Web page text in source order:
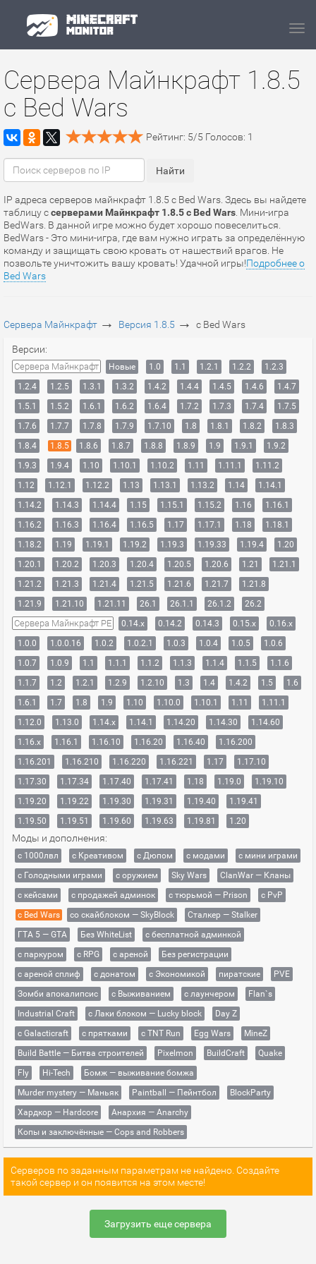
Сервера Майнкрафт 1.8.5
с Bed Wars
Рейтинг: 5/5 Голосов: 1
IP адреса серверов майнкрафт 1.8.5 с Bed Wars. Здесь вы найдете
таблицу ссерверами Майнкрафт 1.8.5 с Bed Wars . Мини-игра
BedWars. В данной игре можно будет хорошо повеселиться.
BedWars - Это мини-игра, где вам нужно играть за определённую
команду и защищать свою кровать от нашествий врагов. Не
позвольте уничтожить вашу кровать! Удачной игры!Подробнее о
Bed Wars
Сервера Майнкрафт → Версия 1.8.5 → с Bed Wars
Версии:
Сервера Майнкрафт Новые 1.0 1.1 1.2.1 1.2.2
1.2.3
1.2.4
1.2.5 1.3.1 1.3.2 1.4.2 1.4.4 1.4.5 1.4.6
1.4.7
1.5.1
1.5.2 1.6.1 1.6.2 1.6.4 1.7.2 1.7.3 1.7.4
1.7.5
1.7.6
1.7.7 1.7.8 1.7.9 1.7.10 1.8 1.8.1 1.8.2
1.8.3
1.8.4
1.8.5 1.8.6 1.8.7 1.8.8 1.8.9 1.9 1.9.1
1.9.2
1.9.3
1.9.4 1.10 1.10.1 1.10.2 1.11 1.11.1
1.11.2
1.12
1.12.1 1.12.2 1.13 1.13.1 1.13.2 1.14
1.14.1
1.14.2
1.14.3 1.14.4 1.15 1.15.1 1.15.2 1.16
1.16.1
1.16.2
1.16.3 1.16.4 1.16.5 1.17 1.17.1 1.18
1.18.1
1.18.2
1.19 1.19.1 1.19.2 1.19.3 1.19.33 1.19.4
1.20
1.20.1
1.20.2 1.20.3 1.20.4 1.20.5 1.20.6 1.21
1.21.1
1.21.2
1.21.3 1.21.4 1.21.5 1.21.6 1.21.7
1.21.8
1.21.9
1.21.10 1.21.11 26.1 26.1.1 26.1.2 26.2
Сервера Майнкрафт PE 0.14.x 0.14.2 0.14.3 0.15.x
0.16.x
1.0.0
1.0.0.16 1.0.2 1.0.2.1 1.0.3 1.0.4 1.0.5
1.0.6
1.0.7
1.0.9 1.1 1.1.1 1.1.2 1.1.3 1.1.4 1.1.5
1.1.6
1.1.7
1.2 1.2.1 1.2.9 1.2.10 1.3 1.4 1.4.2 1.5
1.6
1.6.1
1.7 1.8 1.9 1.10 1.10.0 1.10.1 1.11
1.11.1
1.12.0
1.13.0 1.14.x 1.14.1 1.14.20 1.14.30
1.14.60
1.16.x
1.16.1 1.16.10 1.16.20 1.16.40
1.16.200
1.16.201
1.16.210 1.16.220 1.16.221 1.17
1.17.10
1.17.30
1.17.34 1.17.40 1.17.41 1.18 1.19.0
1.19.10
1.19.20
1.19.22 1.19.30 1.19.31 1.19.40
1.19.41
1.19.50
1.19.51 1.19.60 1.19.63 1.19.81 1.20
Моды и дополнения:
с 1000лвл c Креативом с Дюпом с модами
с мини играми
с Голодными играми
с оружием Sky Wars
ClanWar — Кланы
с кейсами
с продажей админок с тюрьмой — Prison
с PvP
с Bed Wars
со скайблоком — SkyBlock
Сталкер — Stalker
ГТА 5 — GTA
Без WhiteList
с бесплатной админкой
с паркуром
с RPG с ареной
Без регистрации
с ареной сплиф
с донатом с Экономикой пиратские
PVE
Зомби апокалипсис
с Выживанием с лаунчером
Flan`s
Industrial Craft
с Лаки блоком — Lucky block
Day Z
с Galacticraft
с прятками с TNT Run Egg Wars
MineZ
Build Battle — Битва строителей
Pixelmon BuildCraft
Quake
Fly
Hi-Tech
Бомж — выживание бомжа
Murder mystery — Маньяк
Paintball — Пейнтбол
BlockParty
Хардкор — Hardcore
Анархия — Anarchy
Копы и заключённые — Cops and Robbers
Серверов по заданным параметрам не найдено. Создайте
такой сервер и он появится на этом месте!
Загрузить еще сервера